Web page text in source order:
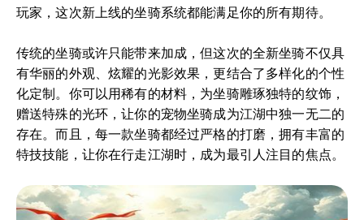
玩家，这次新上线的坐骑系统都能满足你的所有期待。
传统的坐骑或许只能带来加成，但这次的全新坐骑不仅具
有华丽的外观、炫耀的光影效果，更结合了多样化的个性
化定制。你可以用稀有的材料，为坐骑雕琢独特的纹饰，
赠送特殊的光环，让你的宠物坐骑成为江湖中独一无二的
存在。而且，每一款坐骑都经过严格的打磨，拥有丰富的
特技技能，让你在行走江湖时，成为最引人注目的焦点。